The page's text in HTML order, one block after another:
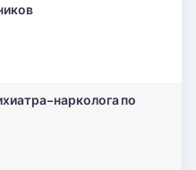
нарколога по